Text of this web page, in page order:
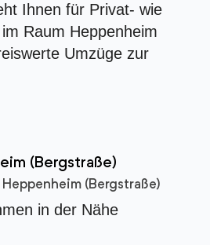
Ihnen für Privat- wie
Raum Heppenheim
Umzüge zur
(Bergstraße)
(Bergstraße)